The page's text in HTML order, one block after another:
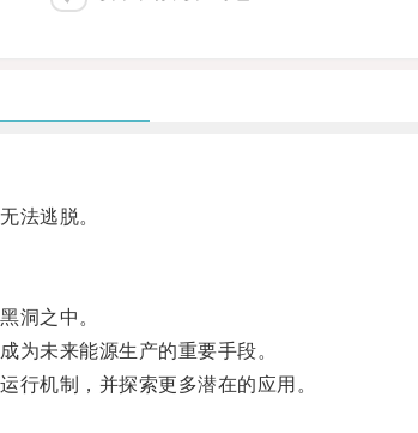
法逃脱。
洞之中。
未来能源生产的重要手段。
机制，并探索更多潜在的应用。